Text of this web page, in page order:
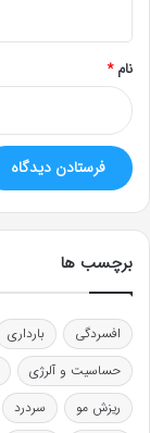
نام*
برچسب ها
افسردگی بارداری
حساسیت و آلرژی
ریزش مو
سردرد